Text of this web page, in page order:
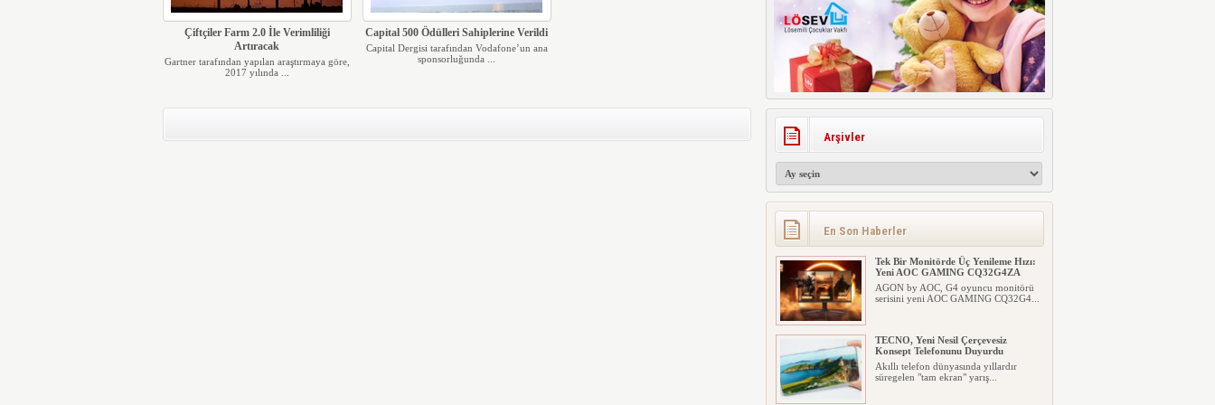
Çiftçiler Farm 2.0 İle Verimliliği
Artıracak
Gartner tarafından yapılan araştırmaya göre,
2017 yılında ...
Capital 500 Ödülleri Sahiplerine Verildi
Capital Dergisi tarafından Vodafone’un ana
sponsorluğunda ...
Arşivler
En Son Haberler
Tek Bir Monitörde Üç Yenileme Hızı:
Yeni AOC GAMING CQ32G4ZA
AGON by AOC, G4 oyuncu monitörü
serisini yeni AOC GAMING CQ32G4...
TECNO, Yeni Nesil Çerçevesiz
Konsept Telefonunu Duyurdu
Akıllı telefon dünyasında yıllardır
süregelen "tam ekran" yarış...